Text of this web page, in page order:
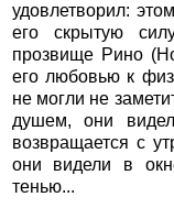
удовлетворил:
его скрытую
прозвище Рино
его любовью к
не могли не
душем, они
возвращается с
они видели в
тенью...